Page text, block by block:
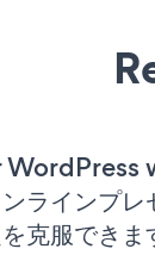
ラインプ
克服できま